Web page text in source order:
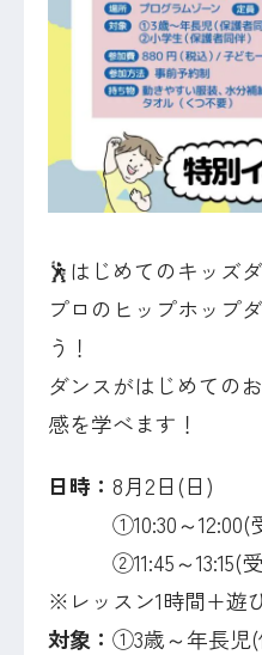
🕺はじめてのキッズ
プロのヒップホップ
う！
ダンスがはじめての
感を学べます！
日時： 8月2日(日)
①10:30～12:00(受
②11:45～13:15(受
※レッスン1時間+遊
対象： ①3歳～年長児